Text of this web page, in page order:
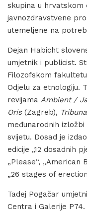
skupina u hrvatskom
javnozdravstvene
utemeljene na
Dejan Habicht
umjetnik i publicist.
Filozofskom
Odjelu za etnologiju.
revijama Ambient /
Oris(Zagreb), Tribuna
međunarodnih
svijetu. Dosad je
edicije „12 dosadnih
„Please“, „American
„26 stages of
Tadej Pogačar
Centra i Galerije